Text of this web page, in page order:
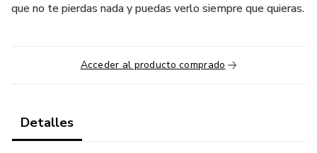
que no te pierdas nada y puedas verlo siempre que quieras.
Acceder al producto comprado
Detalles